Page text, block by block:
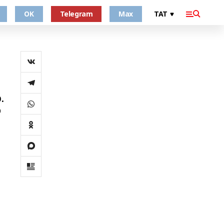
OK Telegram Max